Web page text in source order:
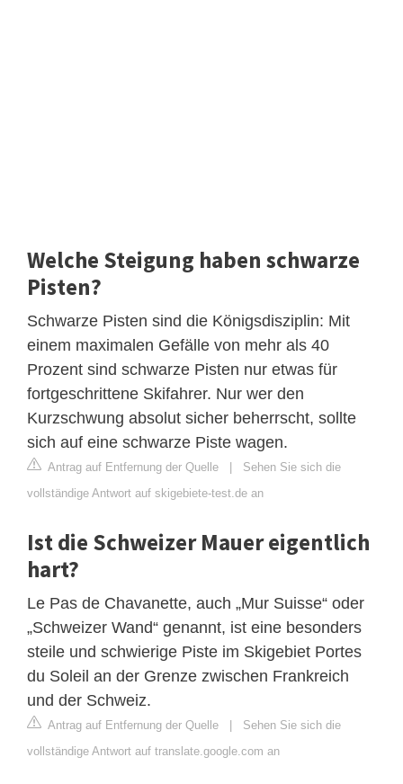
Welche Steigung haben schwarze
Pisten?
Schwarze Pisten sind die Königsdisziplin: Mit
einem maximalen Gefälle von mehr als 40
Prozent sind schwarze Pisten nur etwas für
fortgeschrittene Skifahrer. Nur wer den
Kurzschwung absolut sicher beherrscht, sollte
sich auf eine schwarze Piste wagen.
Antrag auf Entfernung der Quelle | Sehen Sie sich die
vollständige Antwort auf skigebiete-test.de an
Ist die Schweizer Mauer eigentlich
hart?
Le Pas de Chavanette, auch „Mur Suisse“ oder
„Schweizer Wand“ genannt, ist eine besonders
steile und schwierige Piste im Skigebiet Portes
du Soleil an der Grenze zwischen Frankreich
und der Schweiz.
Antrag auf Entfernung der Quelle | Sehen Sie sich die
vollständige Antwort auf translate.google.com an